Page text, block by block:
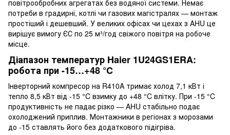
повітрообробних агрегатах без водяної системи. Немає
потреби в градирні, котлі чи газових магістралях — монтаж
простіший і дешевший. У великих офісах чи цехах з AHU це
вирішує вимогу ЄС по 25 м³/год свіжого повітря на робоче
місце.
Діапазон температур Haier 1U24GS1ERA:
робота при -15…+48 °C
Інверторний компресор на R410A тримає холод 7,1 кВт і
тепло 8,5 кВт від -15 °C взимку до +48 °C влітку. При -15 °C
продуктивність не падає різко — AHU стабільно подає
охолоджений приплив. Монтажники в регіонах з морозами
до -15 ставлять його без додаткового підігріва.